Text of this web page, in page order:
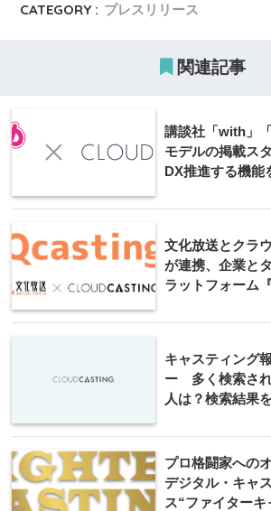
CATEGORY : プレスリリース
関連記事
講談社「with」
モデルの掲載ス
DX推進する機能
文化放送とクラ
が連携、企業と
ラットフォーム
キャスティング
ー 多く検索さ
人は？検索結果
プロ格闘家への
デジタル・キャ
ス“ファイターキ